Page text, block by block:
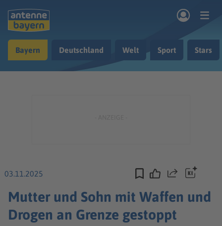
Musik & Radio
Bayern Deutschland Welt Sport Stars
03.11.2025 Teilen
Mutter und Sohn mit Waffen und
Drogen an Grenze gestoppt